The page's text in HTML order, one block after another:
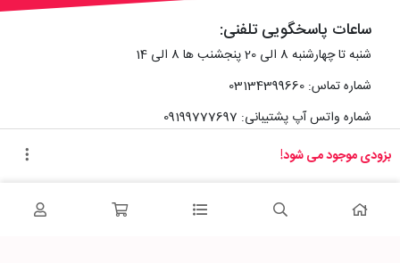
بزودی موجود می شود!
ساعات پاسخگویی تلفنی:
شنبه تا چهارشنبه 8 الی 20 پنجشنب ها 8 الی 14
شماره تماس: 03134399660
شماره واتس آپ پشتیبانی: 09199777697
اصفهان، خیابان رزمندگان، کوچه شماره سه فرعی 2 پلاک 10